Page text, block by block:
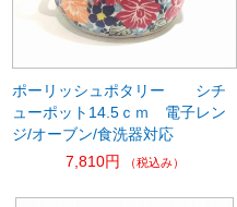
ポーリッシュポタリー シチ
ューポット14.5ｃｍ 電子レン
ジ/オーブン/食洗器対応
7,810円
（税込み）